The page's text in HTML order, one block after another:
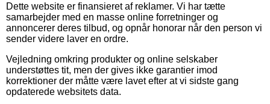
Dette website er finansieret af reklamer. Vi har tætte
samarbejder med en masse online forretninger og
annoncerer deres tilbud, og opnår honorar når den person vi
sender videre laver en ordre.
Vejledning omkring produkter og online selskaber
understøttes tit, men der gives ikke garantier imod
korrektioner der måtte være lavet efter at vi sidste gang
opdaterede websitets data.